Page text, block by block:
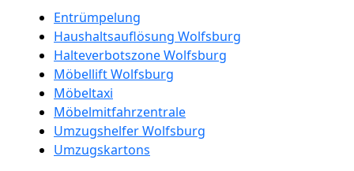
Entrümpelung
Haushaltsauflösung Wolfsburg
Halteverbotszone Wolfsburg
Möbellift Wolfsburg
Möbeltaxi
Möbelmitfahrzentrale
Umzugshelfer Wolfsburg
Umzugskartons